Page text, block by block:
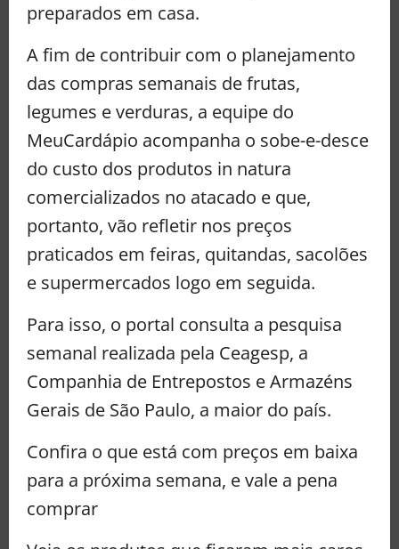
preparados em casa.
A fim de contribuir com o planejamento
das compras semanais de frutas,
legumes e verduras, a equipe do
MeuCardápio acompanha o sobe-e-desce
do custo dos produtos in natura
comercializados no atacado e que,
portanto, vão refletir nos preços
praticados em feiras, quitandas, sacolões
e supermercados logo em seguida.
Para isso, o portal consulta a pesquisa
semanal realizada pela Ceagesp, a
Companhia de Entrepostos e Armazéns
Gerais de São Paulo, a maior do país.
Confira o que está com preços em baixa
para a próxima semana, e vale a pena
comprar